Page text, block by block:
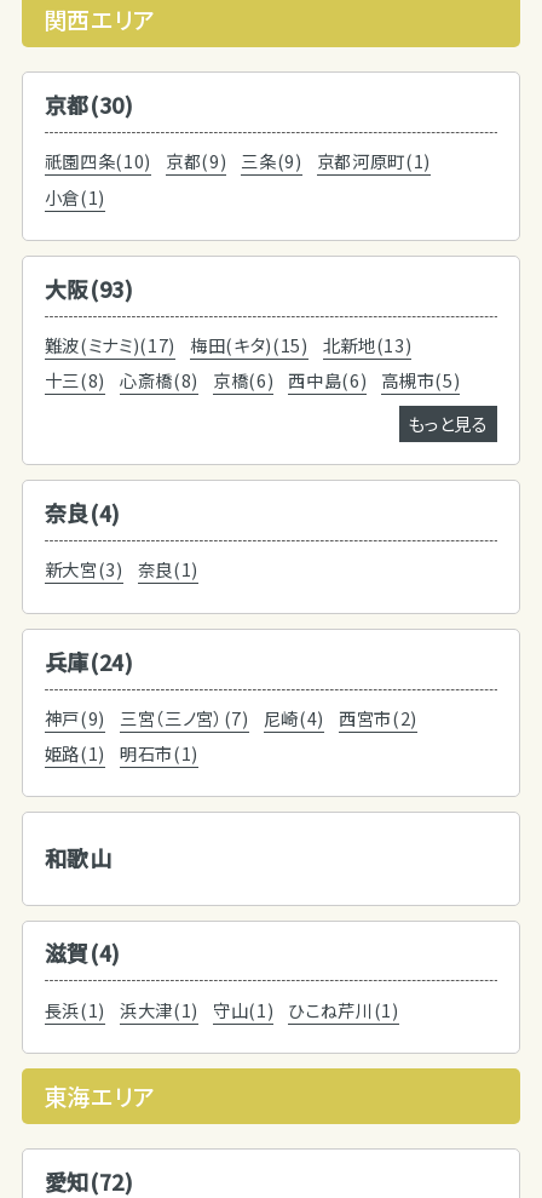
関西エリア
京都(30)
祇園四条(10) 京都(9) 三条(9)
京都河原町(1)
小倉(1)
大阪(93)
難波(ミナミ)(17) 梅田(キタ)(15)
北新地(13)
十三(8)
心斎橋(8) 京橋(6) 西中島(6)
高槻市(5)
もっと見る
奈良(4)
新大宮(3) 奈良(1)
兵庫(24)
神戸(9) 三宮（三ノ宮）(7) 尼崎(4)
西宮市(2)
姫路(1)
明石市(1)
和歌山
滋賀(4)
長浜(1) 浜大津(1) 守山(1) ひこね芹川(1)
東海エリア
愛知(72)